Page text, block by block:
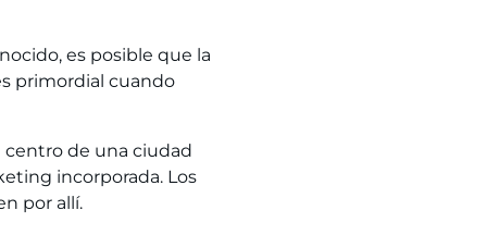
es posible que la
primordial cuando
centro de una ciudad
incorporada. Los
por allí.